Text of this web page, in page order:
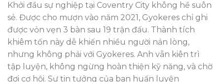
Khởi đầu sự nghiệp tại Coventry City không hề suôn
sẻ. Được cho mượn vào năm 2021, Gyokeres chỉ ghi
được vỏn vẹn 3 bàn sau 19 trận đấu. Thành tích
khiêm tốn này dễ khiến nhiều người nản lòng,
nhưng không phải với Gyokeres. Anh vẫn kiên trì
tập luyện, không ngừng hoàn thiện kỹ năng, và chờ
đợi cơ hội. Sự tin tưởng của ban huấn luyện